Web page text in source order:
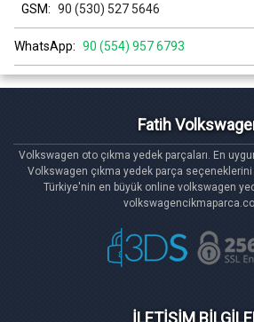
GSM: 90 (530) 527 5646
WhatsApp: 90 (554) 957 6793
Fatih
Volkswagen oto çıkma yedek parçaları. En
Volkswagen çıkma yedek parça
Türkiye'nin en büyük online volkswagen